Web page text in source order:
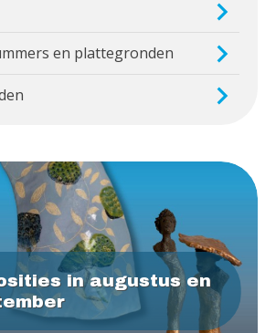
en plattegronden
in augustus en